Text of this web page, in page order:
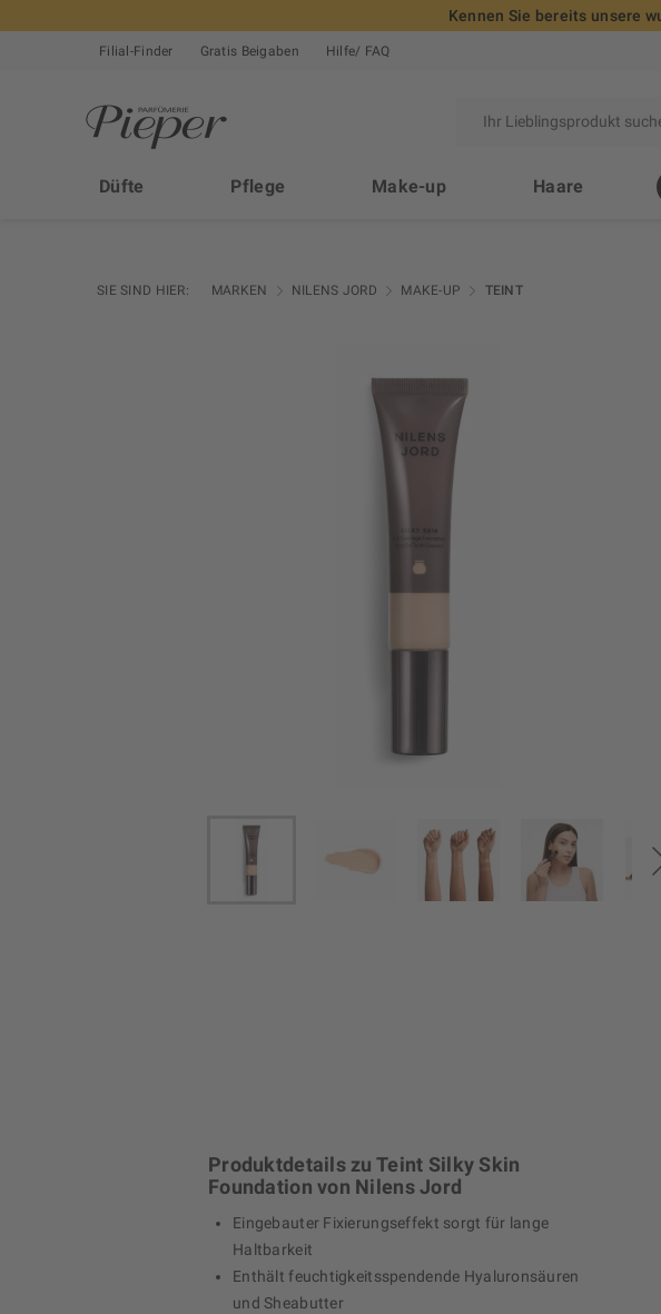
Kennen Sie bereits unsere
Filial-Finder Gratis Beigaben Hilfe/ FAQ
Düfte Pflege Make-up Haare
SIE SIND HIER: MARKEN NILENS JORD MAKE-UP TEINT
Produktdetails zu Teint Silky Skin
Foundation von Nilens Jord
Eingebauter Fixierungseffekt sorgt für lange
Haltbarkeit
Enthält feuchtigkeitsspendende Hyaluronsäuren
und Sheabutter